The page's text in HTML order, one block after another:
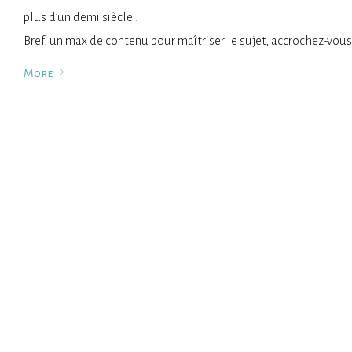
plus d’un demi siècle !
Bref, un max de contenu pour maîtriser le sujet, accrochez-
More